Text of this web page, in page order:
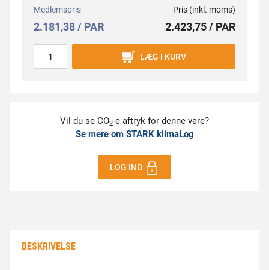
Medlemspris
2.181,38 / PAR
Pris (inkl. moms)
2.423,75 / PAR
LÆG I KURV
Vil du se CO2-e aftryk for denne vare?
Se mere om STARK klimaLog
LOG IND
BESKRIVELSE